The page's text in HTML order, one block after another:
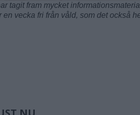
tagit fram mycket
vecka fri från våld, som det också